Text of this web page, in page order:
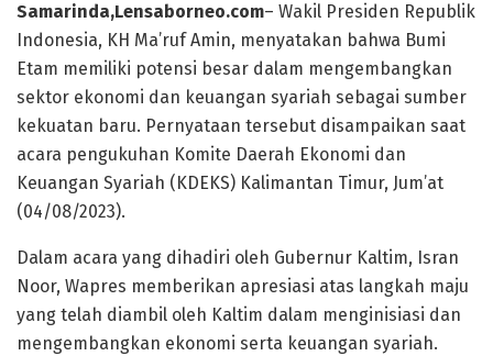
Samarinda,Lensaborneo.com– Wakil Presiden Republik
Indonesia, KH Ma’ruf Amin, menyatakan bahwa Bumi
Etam memiliki potensi besar dalam mengembangkan
sektor ekonomi dan keuangan syariah sebagai sumber
kekuatan baru. Pernyataan tersebut disampaikan saat
acara pengukuhan Komite Daerah Ekonomi dan
Keuangan Syariah (KDEKS) Kalimantan Timur, Jum’at
(04/08/2023).
Dalam acara yang dihadiri oleh Gubernur Kaltim, Isran
Noor, Wapres memberikan apresiasi atas langkah maju
yang telah diambil oleh Kaltim dalam menginisiasi dan
mengembangkan ekonomi serta keuangan syariah.